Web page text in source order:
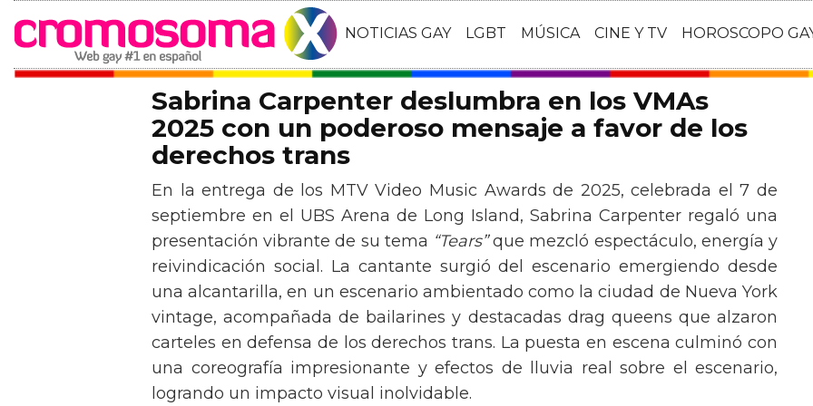
NOTICIAS GAY LGBT MÚSICA CINE Y TV HOROSCOPO
Sabrina Carpenter deslumbra en los VMAs
2025 con un poderoso mensaje a favor de los
derechos trans
En la entrega de los MTV Video Music Awards de 2025, celebrada el 7 de
septiembre en el UBS Arena de Long Island, Sabrina Carpenter regaló una
presentación vibrante de su tema “Tears”que mezcló espectáculo, energía y
reivindicación social. La cantante surgió del escenario emergiendo desde
una alcantarilla, en un escenario ambientado como la ciudad de Nueva York
vintage, acompañada de bailarines y destacadas drag queens que alzaron
carteles en defensa de los derechos trans. La puesta en escena culminó con
una coreografía impresionante y efectos de lluvia real sobre el escenario,
logrando un impacto visual inolvidable.